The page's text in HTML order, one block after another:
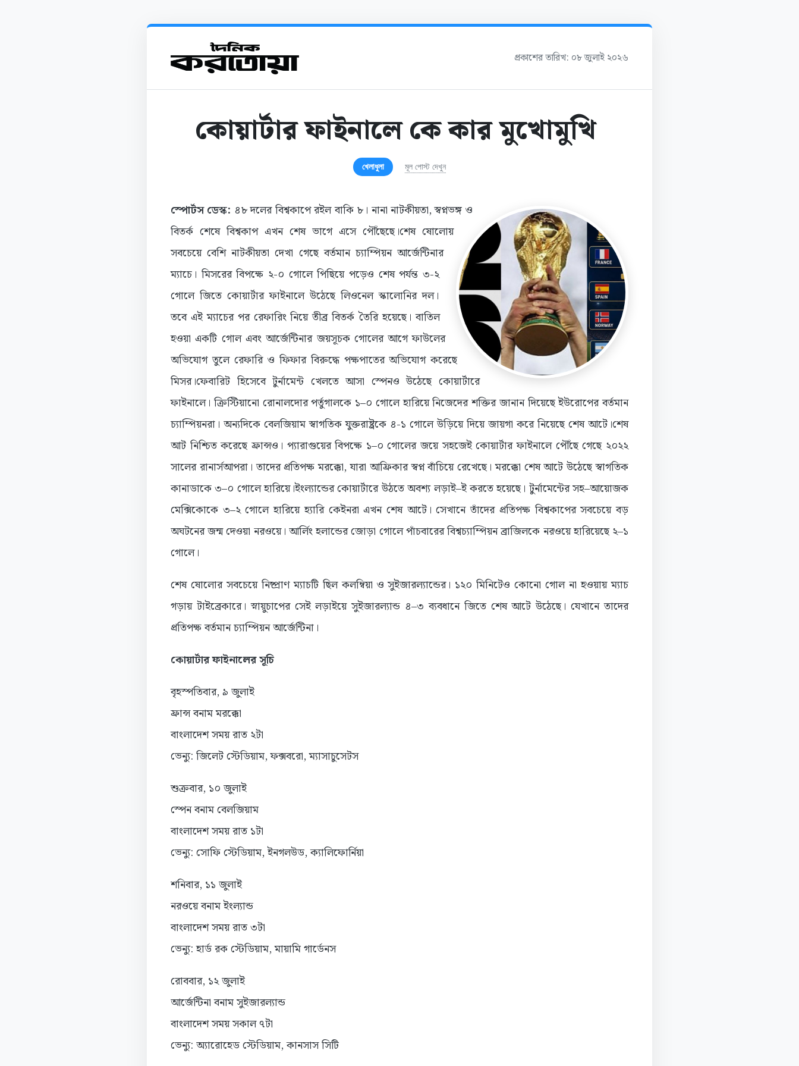
প্রকাশের তারিখ: ০৮ জুলাই ২০২৬
কোয়ার্টার ফাইনালে কে কার মুখোমুখি
খেলাধুলা মূল পোস্ট দেখুন
স্পোর্টস ডেস্ক: ৪৮ দলের বিশ্বকাপে রইল বাকি ৮। নানা নাটকীয়তা, স্বপ্নভঙ্গ ও
বিতর্ক শেষে বিশ্বকাপ এখন শেষ ভাগে এসে পৌঁছেছে।শেষ ষোলোয়
সবচেয়ে বেশি নাটকীয়তা দেখা গেছে বর্তমান চ্যাম্পিয়ন আর্জেন্টিনার
ম্যাচে। মিসরের বিপক্ষে ২-০ গোলে পিছিয়ে পড়েও শেষ পর্যন্ত ৩-২
গোলে জিতে কোয়ার্টার ফাইনালে উঠেছে লিওনেল স্কালোনির দল।
তবে এই ম্যাচের পর রেফারিং নিয়ে তীব্র বিতর্ক তৈরি হয়েছে। বাতিল
হওয়া একটি গোল এবং আর্জেন্টিনার জয়সূচক গোলের আগে ফাউলের
অভিযোগ তুলে রেফারি ও ফিফার বিরুদ্ধে পক্ষপাতের অভিযোগ করেছে
মিসর।ফেবারিট হিসেবে টুর্নামেন্ট খেলতে আসা স্পেনও উঠেছে কোয়ার্টারে
ফাইনালে। ক্রিস্টিয়ানো রোনালদোর পর্তুগালকে ১–০ গোলে হারিয়ে নিজেদের শক্তির জানান দিয়েছে ইউরোপের বর্তমান
চ্যাম্পিয়নরা। অন্যদিকে বেলজিয়াম স্বাগতিক যুক্তরাষ্ট্রকে ৪-১ গোলে উড়িয়ে দিয়ে জায়গা করে নিয়েছে শেষ আটে।শেষ
আট নিশ্চিত করেছে ফ্রান্সও। প্যারাগুয়ের বিপক্ষে ১–০ গোলের জয়ে সহজেই কোয়ার্টার ফাইনালে পৌঁছে গেছে ২০২২
সালের রানার্সআপরা। তাদের প্রতিপক্ষ মরক্কো, যারা আফ্রিকার স্বপ্ন বাঁচিয়ে রেখেছে। মরক্কো শেষ আটে উঠেছে স্বাগতিক
কানাডাকে ৩–০ গোলে হারিয়ে।ইংল্যান্ডের কোয়ার্টারে উঠতে অবশ্য লড়াই–ই করতে হয়েছে। টুর্নামেন্টের সহ–আয়োজক
মেক্সিকোকে ৩–২ গোলে হারিয়ে হ্যারি কেইনরা এখন শেষ আটে। সেখানে তাঁদের প্রতিপক্ষ বিশ্বকাপের সবচেয়ে বড়
অঘটনের জন্ম দেওয়া নরওয়ে। আর্লিং হলান্ডের জোড়া গোলে পাঁচবারের বিশ্বচ্যাম্পিয়ন ব্রাজিলকে নরওয়ে হারিয়েছে ২–১
গোলে।
শেষ ষোলোর সবচেয়ে নিষ্প্রাণ ম্যাচটি ছিল কলম্বিয়া ও সুইজারল্যান্ডের। ১২০ মিনিটেও কোনো গোল না হওয়ায় ম্যাচ
গড়ায় টাইব্রেকারে। স্নায়ুচাপের সেই লড়াইয়ে সুইজারল্যান্ড ৪–৩ ব্যবধানে জিতে শেষ আটে উঠেছে। যেখানে তাদের
প্রতিপক্ষ বর্তমান চ্যাম্পিয়ন আর্জেন্টিনা।
কোয়ার্টার ফাইনালের সূচি
বৃহস্পতিবার, ৯ জুলাই
ফ্রান্স বনাম মরক্কো
বাংলাদেশ সময় রাত ২টা
ভেন্যু: জিলেট স্টেডিয়াম, ফক্সবরো, ম্যাসাচুসেটস
শুক্রবার, ১০ জুলাই
স্পেন বনাম বেলজিয়াম
বাংলাদেশ সময় রাত ১টা
ভেন্যু: সোফি স্টেডিয়াম, ইনগলউড, ক্যালিফোর্নিয়া
শনিবার, ১১ জুলাই
নরওয়ে বনাম ইংল্যান্ড
বাংলাদেশ সময় রাত ৩টা
ভেন্যু: হার্ড রক স্টেডিয়াম, মায়ামি গার্ডেনস
রোববার, ১২ জুলাই
আর্জেন্টিনা বনাম সুইজারল্যান্ড
বাংলাদেশ সময় সকাল ৭টা
ভেন্যু: অ্যারোহেড স্টেডিয়াম, কানসাস সিটি